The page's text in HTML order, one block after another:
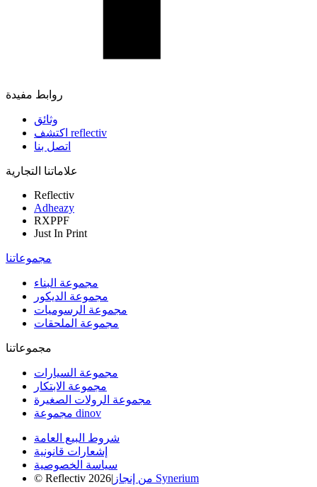
روابط مفيدة
وثائق
اكتشف reflectiv
اتصل بنا
علاماتنا التجارية
Reflectiv
Adheazy
RXPPF
Just In Print
مجموعاتنا
مجموعة البناء
مجموعة الديكور
مجموعة الرسوميات
مجموعة الملحقات
مجموعاتنا
مجموعة السيارات
مجموعة الابتكار
مجموعة الرولات الصغيرة
مجموعة dinov
شروط البيع العامة
إشعارات قانونية
سياسة الخصوصية
© Reflectiv 2026| من إنجاز Synerium